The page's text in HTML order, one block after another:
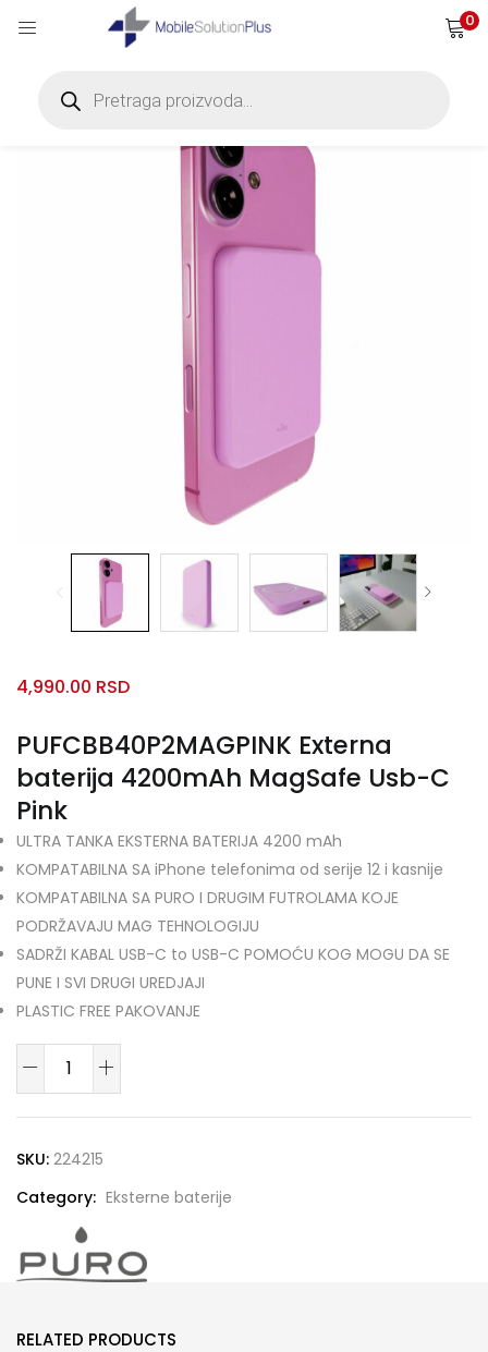
0
search
PUFCBB40P2MAGPINK Externa
baterija 4200mAh MagSafe Usb-C
Pink
4,990.00 RSD
ULTRA TANKA EKSTERNA BATERIJA 4200 mAh
KOMPATABILNA SA iPhone telefonima od serije 12 i kasnije
KOMPATABILNA SA PURO I DRUGIM FUTROLAMA KOJE
PODRŽAVAJU MAG TEHNOLOGIJU
SADRŽI KABAL USB-C to USB-C POMOĆU KOG MOGU DA SE
PUNE I SVI DRUGI UREDJAJI
PLASTIC FREE PAKOVANJE
PUFCBB40P2MAGPINK
baterija
MagSafe
Usb-
Pink
quantity
SKU: 224215
Category: Eksterne baterije
RELATED PRODUCTS